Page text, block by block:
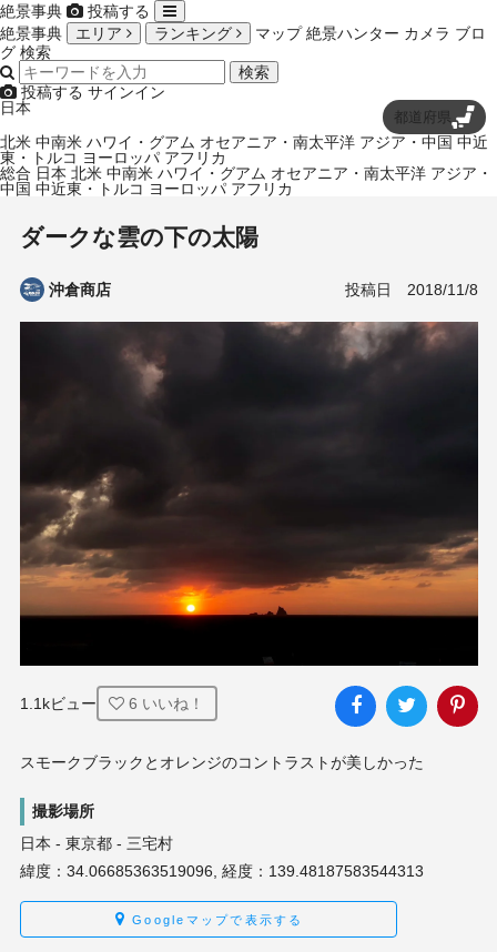
絶景事典
投稿する
絶景事典
エリア ランキング マップ 絶景ハンター カメラ ブロ
グ 検索
検索
投稿する サインイン
日本
都道府県
北米 中南米 ハワイ・グアム オセアニア・南太平洋 アジア・中国 中近
東・トルコ ヨーロッパ アフリカ
総合 日本 北米 中南米 ハワイ・グアム オセアニア・南太平洋 アジア・
中国 中近東・トルコ ヨーロッパ アフリカ
ダークな雲の下の太陽
沖倉商店 投稿日 2018/11/8
1.1kビュー 6 いいね！
スモークブラックとオレンジのコントラストが美しかった
撮影場所
日本 - 東京都 - 三宅村
緯度：34.06685363519096, 経度：139.48187583544313
Googleマップで表示する